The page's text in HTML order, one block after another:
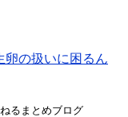
卵の扱いに困るん
るまとめブログ